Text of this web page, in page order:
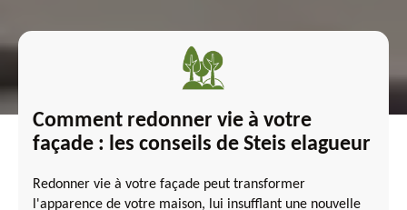
Comment redonner vie à votre
façade : les conseils de Steis elagueur
Redonner vie à votre façade peut transformer
l'apparence de votre maison, lui insufflant une nouvelle